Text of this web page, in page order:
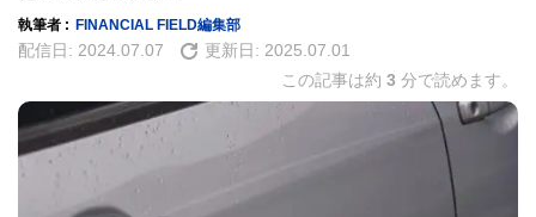
執筆者 : FINANCIAL FIELD編集部
配信日: 2024.07.07 更新日: 2025.07.01
この記事は約 3 分で読めます。